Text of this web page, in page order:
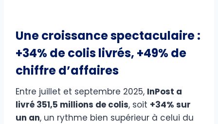
Une croissance spectaculaire :
+34% de colis livrés, +49% de
chiffre d’affaires
Entre juillet et septembre 2025, InPost a
livré 351,5 millions de colis, soit +34% sur
un an, un rythme bien supérieur à celui du